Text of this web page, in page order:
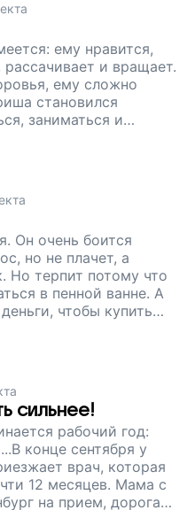
ему нравится,
и вращает.
ему сложно
становился
заниматься и
мы собираем деньги
Гриша часто ездит в
чтобы доехать до
отвоевать назад
наш проект!
Он очень боится
но не плачет, а
Но терпит потому что
в пенной ванне. А
чтобы купить
У мальчика
а мама часто возит
долгая, и Грише
Помогите
наш проект!
сильнее!
рабочий год:
конце сентября у
врач, которая
12 месяцев. Мама с
на прием, дорога